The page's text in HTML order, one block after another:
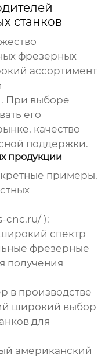
станков
фрезерных
ассортимент
При выборе
его
качество
поддержки.
продукции
примеры,
cnc.ru/ ):
спектр
фрезерные
получения
в производстве
широкий выбор
для
американский